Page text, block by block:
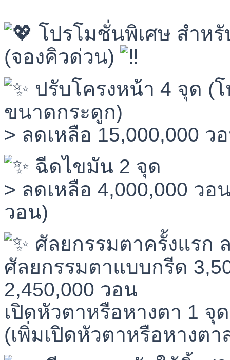
โปรโมชั่นพิเศษ สำห
(จองคิวด่วน)
ปรับโครงหน้า 4 จุด (
ขนาดกระดูก)
> ลดเหลือ 15,000,000
ฉีดไขมัน 2 จุด
> ลดเหลือ 4,000,000 วอ
วอน)
ศัลยกรรมตาครั้งแรก
ศัลยกรรมตาแบบกรีด
2,450,000 วอน
เปิดหัวตาหรือหางตา 1 จุ
(เพิ่มเปิดหัวตาหรือหางต